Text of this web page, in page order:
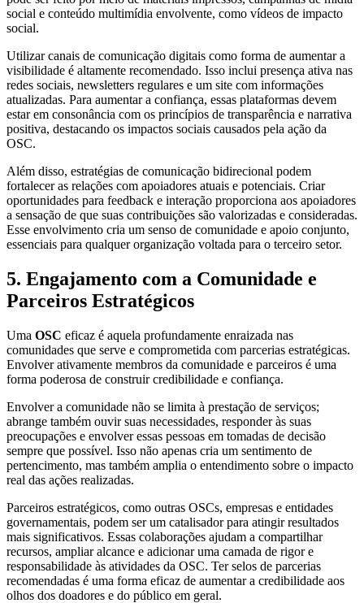
social e conteúdo multimídia envolvente, como vídeos de impacto
social.
Utilizar canais de comunicação digitais como forma de aumentar a
visibilidade é altamente recomendado. Isso inclui presença ativa nas
redes sociais, newsletters regulares e um site com informações
atualizadas. Para aumentar a confiança, essas plataformas devem
estar em consonância com os princípios de transparência e narrativa
positiva, destacando os impactos sociais causados pela ação da
OSC.
Além disso, estratégias de comunicação bidirecional podem
fortalecer as relações com apoiadores atuais e potenciais. Criar
oportunidades para feedback e interação proporciona aos apoiadores
a sensação de que suas contribuições são valorizadas e consideradas.
Esse envolvimento cria um senso de comunidade e apoio conjunto,
essenciais para qualquer organização voltada para o terceiro setor.
5. Engajamento com a Comunidade e
Parceiros Estratégicos
Uma OSC eficaz é aquela profundamente enraizada nas
comunidades que serve e comprometida com parcerias estratégicas.
Envolver ativamente membros da comunidade e parceiros é uma
forma poderosa de construir credibilidade e confiança.
Envolver a comunidade não se limita à prestação de serviços;
abrange também ouvir suas necessidades, responder às suas
preocupações e envolver essas pessoas em tomadas de decisão
sempre que possível. Isso não apenas cria um sentimento de
pertencimento, mas também amplia o entendimento sobre o impacto
real das ações realizadas.
Parceiros estratégicos, como outras OSCs, empresas e entidades
governamentais, podem ser um catalisador para atingir resultados
mais significativos. Essas colaborações ajudam a compartilhar
recursos, ampliar alcance e adicionar uma camada de rigor e
responsabilidade às atividades da OSC. Ter selos de parcerias
recomendadas é uma forma eficaz de aumentar a credibilidade aos
olhos dos doadores e do público em geral.